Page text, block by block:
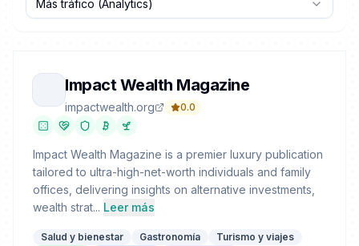
Más tráfico (Analytics)
Impact Wealth Magazine
impactwealth.org 0.0
Impact Wealth Magazine is a premier luxury publication
tailored to ultra-high-net-worth individuals and family
offices, delivering insights on alternative investments,
wealth strat... Leer más
Salud y bienestar Gastronomía
Turismo y viajes